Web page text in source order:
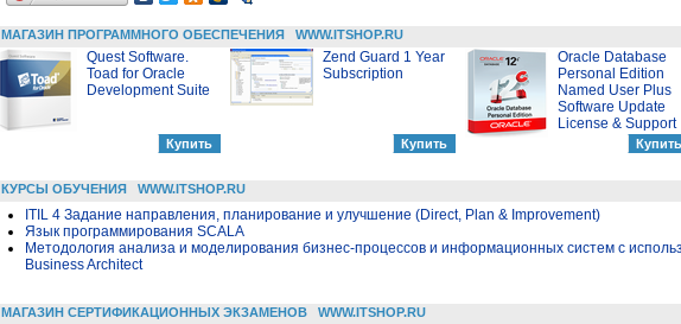
МАГАЗИН ПРОГРАММНОГО ОБЕСПЕЧЕНИЯ WWW.ITSHOP.RU
Quest Software.
Toad for Oracle
Development Suite
Zend Guard 1 Year
Subscription
Oracle Database
Personal Edition
Named User Plus
Software Update
License & Support
КУРСЫ ОБУЧЕНИЯ WWW.ITSHOP.RU
ITIL 4 Задание направления, планирование и улучшение (Direct, Plan & Improvement)
Язык программирования SCALA
Методология анализа и моделирования бизнес-процессов и информационных систем с
Business Architect
МАГАЗИН СЕРТИФИКАЦИОННЫХ ЭКЗАМЕНОВ WWW.ITSHOP.RU